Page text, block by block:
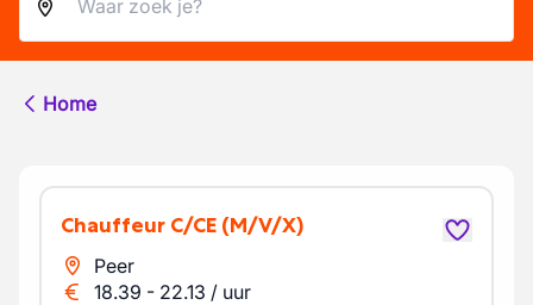
Home
Chauffeur C/CE (M/V/X)
Peer
18.39 - 22.13 / uur